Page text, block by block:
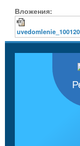
Вложения: